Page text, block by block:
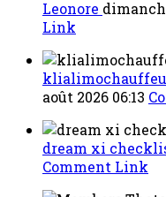
Leonore
Link
août 2026 06:13
dream xi
Comment Link